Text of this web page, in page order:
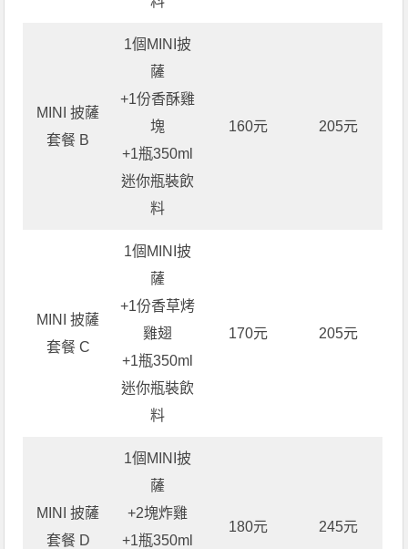
MINI 披薩
套餐 B
1個MINI披
薩
+1份香酥雞
塊
+1瓶350ml
迷你瓶裝飲
料
160元 205元
MINI 披薩
套餐 C
1個MINI披
薩
+1份香草烤
雞翅
+1瓶350ml
迷你瓶裝飲
料
170元 205元
MINI 披薩
套餐 D
1個MINI披
薩
+2塊炸雞
+1瓶350ml
180元 245元